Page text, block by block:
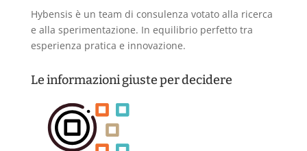
Hybensis è un team di consulenza votato alla ricerca
e alla sperimentazione. In equilibrio perfetto tra
esperienza pratica e innovazione.
Le informazioni giuste per decidere